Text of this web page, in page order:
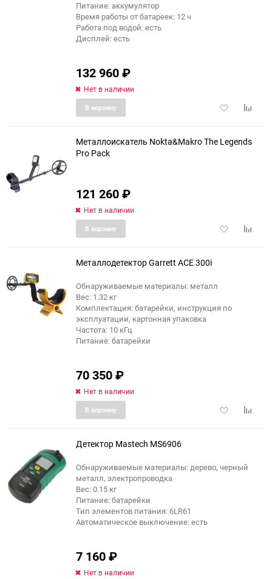
Питание: аккумулятор
Время работы от батареек: 12 ч
Работа под водой: есть
Дисплей: есть
132 960₽
Нет в наличии
Добавить
В корзину
еще 5 фото
Металлоискатель Nokta&Makro The Legends
Pro Pack
121 260₽
Нет в наличии
Добавить
В корзину
Металлодетектор Garrett ACE 300i
Обнаруживаемые материалы: металл
Вес: 1.32 кг
Комплектация: батарейки, инструкция по
эксплуатации, картонная упаковка
Частота: 10 кГц
Питание: батарейки
70 350₽
Нет в наличии
Добавить
В корзину
Детектор Mastech MS6906
Обнаруживаемые материалы: дерево, черный
металл, электропроводка
Вес: 0.15 кг
Питание: батарейки
Тип элементов питания: 6LR61
Автоматическое выключение: есть
7 160₽
Нет в наличии